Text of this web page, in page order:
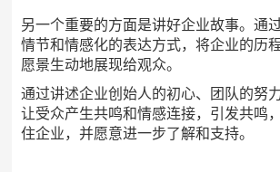
另一个重要的方面是讲好企业故事。通
情节和情感化的表达方式，将企业的历
愿景生动地展现给观众。
通过讲述企业创始人的初心、团队的努
让受众产生共鸣和情感连接，引发共鸣
住企业，并愿意进一步了解和支持。